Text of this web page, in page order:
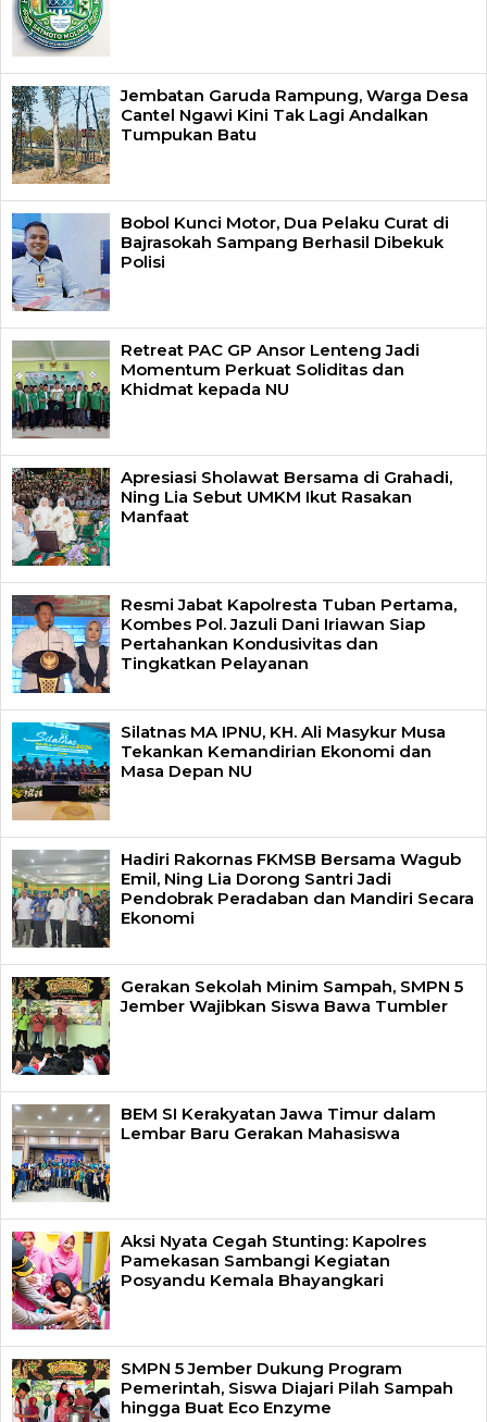
Jembatan Garuda Rampung, Warga Desa
Cantel Ngawi Kini Tak Lagi Andalkan
Tumpukan Batu
Bobol Kunci Motor, Dua Pelaku Curat di
Bajrasokah Sampang Berhasil Dibekuk
Polisi
Retreat PAC GP Ansor Lenteng Jadi
Momentum Perkuat Soliditas dan
Khidmat kepada NU
Apresiasi Sholawat Bersama di Grahadi,
Ning Lia Sebut UMKM Ikut Rasakan
Manfaat
Resmi Jabat Kapolresta Tuban Pertama,
Kombes Pol. Jazuli Dani Iriawan Siap
Pertahankan Kondusivitas dan
Tingkatkan Pelayanan
Silatnas MA IPNU, KH. Ali Masykur Musa
Tekankan Kemandirian Ekonomi dan
Masa Depan NU
Hadiri Rakornas FKMSB Bersama Wagub
Emil, Ning Lia Dorong Santri Jadi
Pendobrak Peradaban dan Mandiri Secara
Ekonomi
Gerakan Sekolah Minim Sampah, SMPN 5
Jember Wajibkan Siswa Bawa Tumbler
BEM SI Kerakyatan Jawa Timur dalam
Lembar Baru Gerakan Mahasiswa
Aksi Nyata Cegah Stunting: Kapolres
Pamekasan Sambangi Kegiatan
Posyandu Kemala Bhayangkari
SMPN 5 Jember Dukung Program
Pemerintah, Siswa Diajari Pilah Sampah
hingga Buat Eco Enzyme